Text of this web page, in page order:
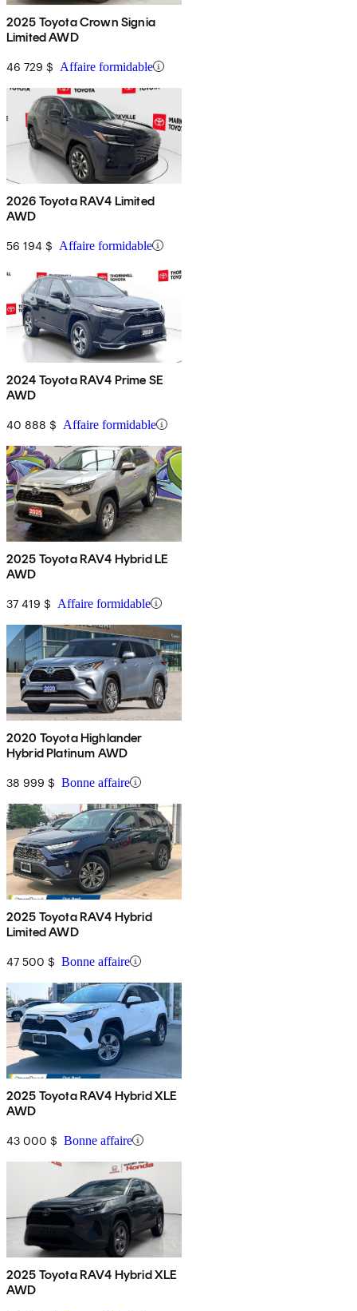
2025 Toyota Crown Signia
Limited AWD
46 729 $ Affaire formidable
2026 Toyota RAV4 Limited
AWD
56 194 $ Affaire formidable
2024 Toyota RAV4 Prime SE
AWD
40 888 $ Affaire formidable
2025 Toyota RAV4 Hybrid LE
AWD
37 419 $ Affaire formidable
2020 Toyota Highlander
Hybrid Platinum AWD
38 999 $ Bonne affaire
2025 Toyota RAV4 Hybrid
Limited AWD
47 500 $ Bonne affaire
2025 Toyota RAV4 Hybrid XLE
AWD
43 000 $ Bonne affaire
2025 Toyota RAV4 Hybrid XLE
AWD